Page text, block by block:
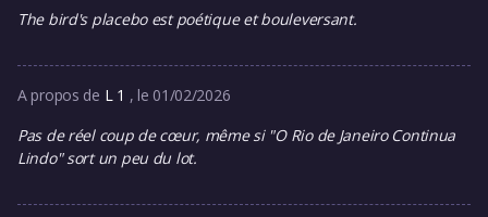
The bird's placebo est poétique et bouleversant.
A propos de L 1 , le 01/02/2026
Pas de réel coup de cœur, même si "O Rio de Janeiro Continua
Lindo" sort un peu du lot.